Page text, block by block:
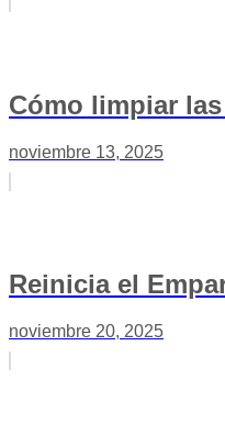
Cómo limpiar
noviembre 13, 2025
Reinicia el
noviembre 20, 2025